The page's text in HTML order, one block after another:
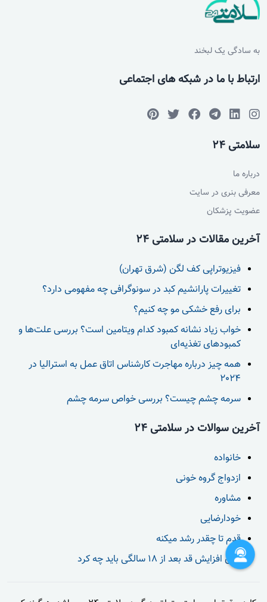
به سادگی یک لبخند
ارتباط با ما در شبکه های اجتماعی
سلامتی 24
درباره ما
معرفی بنری در سایت
عضویت پزشکان
آخرین مقالات در سلامتی 24
فیزیوتراپی کف لگن (شرق تهران)
تغییرات پارانشیم کبد در سونوگرافی چه مفهومی دارد؟
برای رفع خشکی مو چه کنیم؟
خواب زیاد نشانه کمبود کدام ویتامین است؟ بررسی علت‌ها و
کمبودهای تغذیه‌ای
همه چیز درباره مهاجرت کارشناس اتاق عمل به استرالیا در
2024
سرمه چشم چیست؟ بررسی خواص سرمه چشم
آخرین سوالات در سلامتی 24
خانواده
ازدواج گروه خونی
مشاوره
خودارضایی
قدم تا چقدر رشد میکنه
برای افزایش قد بعد از 18 سالگی باید چه کرد